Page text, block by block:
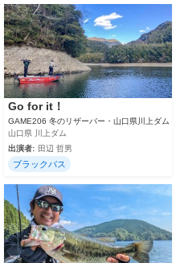
Go for it！
GAME206 冬のリザーバー・山口県川上ダム
山口県 川上ダム
出演者: 田辺 哲男
ブラックバス